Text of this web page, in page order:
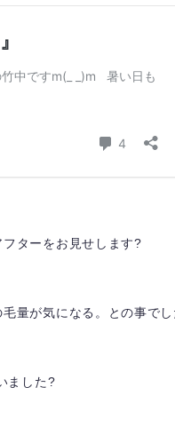
ターをお見せします?
量が気になる。との事でし
ました?